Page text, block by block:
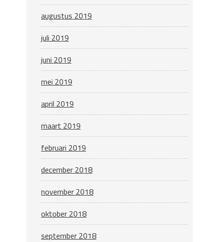
augustus 2019
juli 2019
juni 2019
mei 2019
april 2019
maart 2019
februari 2019
december 2018
november 2018
oktober 2018
september 2018